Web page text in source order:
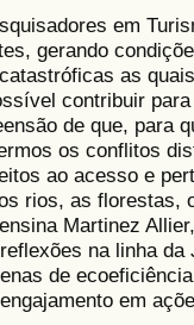
em
gerando
as
contribuir
de que, para
os conflitos
ao acesso e
rios, as florestas,
Martinez
na linha
de
em